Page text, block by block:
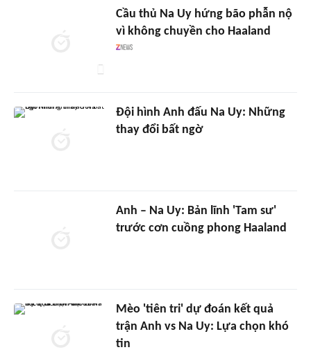
Cầu thủ Na Uy hứng bão phẫn nộ
vì không chuyền cho Haaland
Đội hình Anh đấu Na Uy: Những
thay đổi bất ngờ
Anh – Na Uy: Bản lĩnh 'Tam sư'
trước cơn cuồng phong Haaland
Mèo 'tiên tri' dự đoán kết quả
trận Anh vs Na Uy: Lựa chọn khó
tin